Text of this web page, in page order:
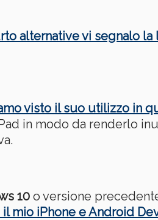
alternative vi segnalo
visto il suo utilizzo in
in modo da renderlo
10 o versione
mio iPhone e Android